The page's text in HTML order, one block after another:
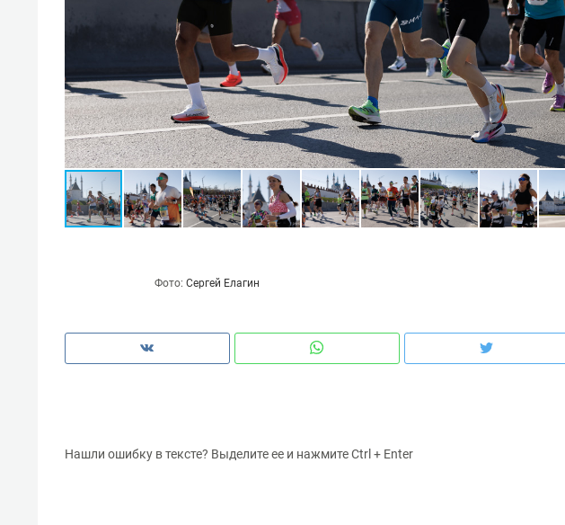
Фото: Сергей Елагин
Нашли ошибку в тексте? Выделите ее и нажмите Ctrl + Enter